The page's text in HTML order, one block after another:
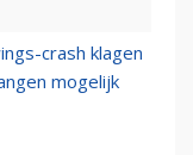
crash klagen
mogelijk